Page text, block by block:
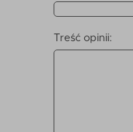
Treść opinii: